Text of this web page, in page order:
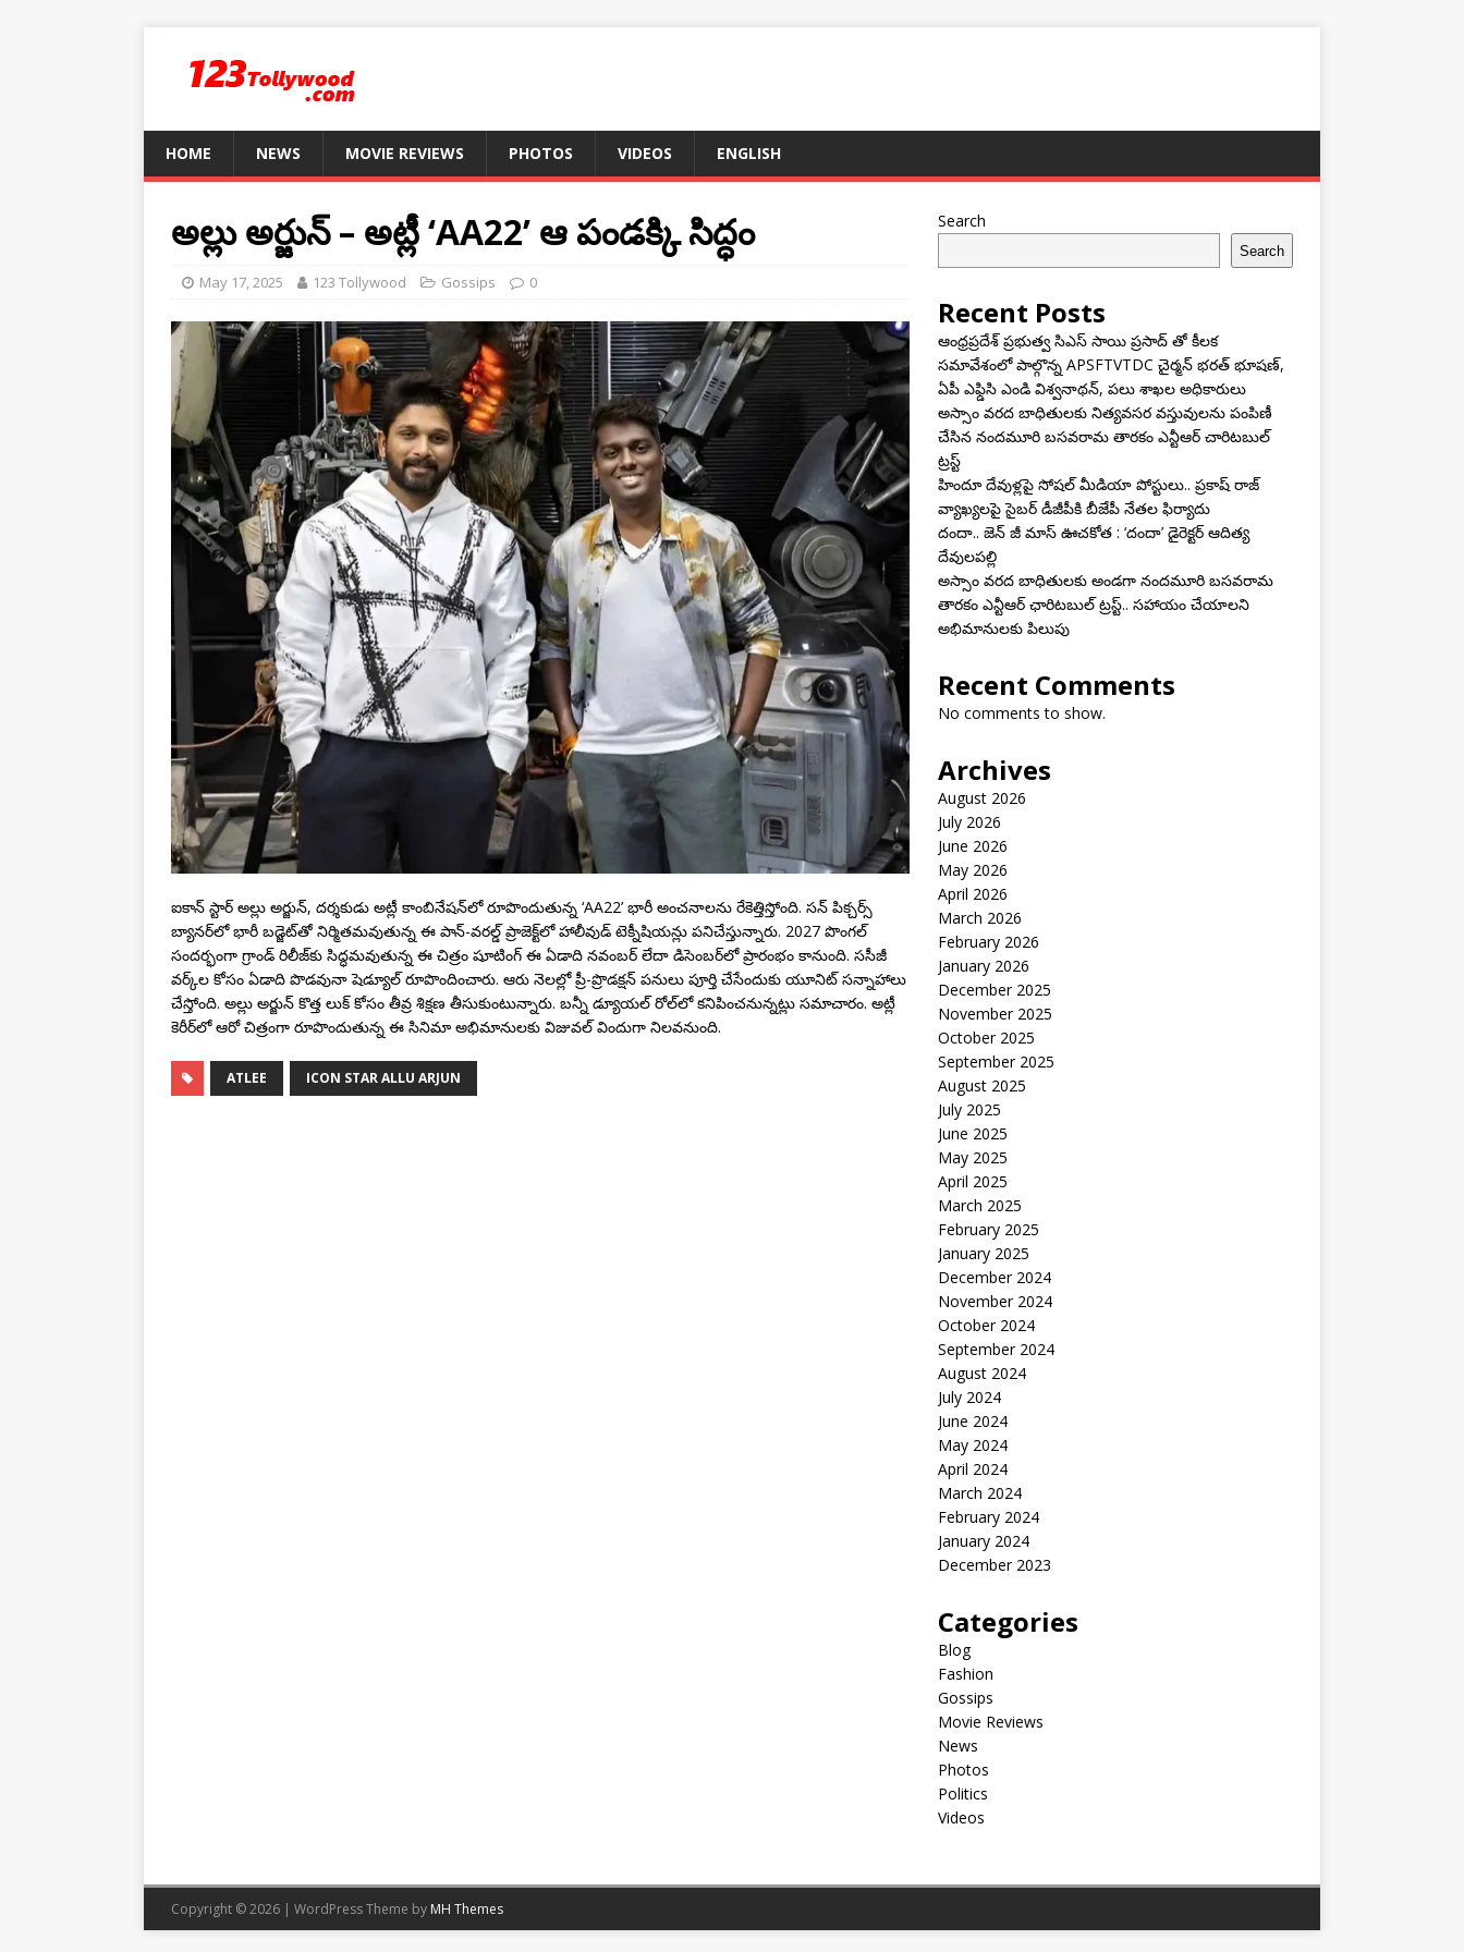
HOME NEWS MOVIE REVIEWS PHOTOS VIDEOS ENGLISH
అల్లు అర్జున్ – అట్లీ ‘AA22’ ఆ పండక్కి సిద్ధం
May 17, 2025 123 Tollywood Gossips 0
ఐకాన్ స్టార్ అల్లు అర్జున్, దర్శకుడు అట్లీ కాంబినేషన్‌లో రూపొందుతున్న ‘AA22’ భారీ అంచనాలను రేకెత్తిస్తోంది. సన్ పిక్చర్స్
బ్యానర్‌లో భారీ బడ్జెట్‌తో నిర్మితమవుతున్న ఈ పాన్-వరల్డ్ ప్రాజెక్ట్‌లో హాలీవుడ్ టెక్నీషియన్లు పనిచేస్తున్నారు. 2027 పొంగల్
సందర్భంగా గ్రాండ్ రిలీజ్‌కు సిద్ధమవుతున్న ఈ చిత్రం షూటింగ్ ఈ ఏడాది నవంబర్ లేదా డిసెంబర్‌లో ప్రారంభం కానుంది. ససీజీ
వర్క్‌ల కోసం ఏడాది పొడవునా షెడ్యూల్ రూపొందించారు. ఆరు నెలల్లో ప్రీ-ప్రొడక్షన్ పనులు పూర్తి చేసేందుకు యూనిట్ సన్నాహాలు
చేస్తోంది. అల్లు అర్జున్ కొత్త లుక్ కోసం తీవ్ర శిక్షణ తీసుకుంటున్నారు. బన్నీ డ్యూయల్ రోల్‌లో కనిపించనున్నట్లు సమాచారం. అట్లీ
కెరీర్‌లో ఆరో చిత్రంగా రూపొందుతున్న ఈ సినిమా అభిమానులకు విజువల్ విందుగా నిలవనుంది.
ATLEE ICON STAR ALLU ARJUN
Search
Search
Recent Posts
ఆంధ్రప్రదేశ్ ప్రభుత్వ సిఎస్ సాయి ప్రసాద్ తో కీలక
సమావేశంలో పాల్గొన్న APSFTVTDC చైర్మన్ భరత్ భూషణ్,
ఏపీ ఎఫ్డిసి ఎండి విశ్వనాథన్, పలు శాఖల అధికారులు
అస్సాం వరద బాధితులకు నిత్యవసర వస్తువులను పంపిణీ
చేసిన నందమూరి బసవరామ తారకం ఎన్టీఆర్ చారిటబుల్
ట్రస్ట్
హిందూ దేవుళ్లపై సోషల్ మీడియా పోస్టులు.. ప్రకాష్ రాజ్
వ్యాఖ్యలపై సైబర్ డీజీపీకి బీజేపీ నేతల ఫిర్యాదు
దందా.. జెన్ జీ మాస్ ఊచకోత : ‘దందా’ డైరెక్ట‌ర్ ఆదిత్య
దేవులపల్లి
అస్సాం వరద బాధితులకు అండగా నందమూరి బసవరామ
తారకం ఎన్టీఆర్ ఛారిటబుల్ ట్రస్ట్.. సహాయం చేయాలని
అభిమానులకు పిలుపు
Recent Comments
No comments to show.
Archives
August 2026
July 2026
June 2026
May 2026
April 2026
March 2026
February 2026
January 2026
December 2025
November 2025
October 2025
September 2025
August 2025
July 2025
June 2025
May 2025
April 2025
March 2025
February 2025
January 2025
December 2024
November 2024
October 2024
September 2024
August 2024
July 2024
June 2024
May 2024
April 2024
March 2024
February 2024
January 2024
December 2023
Categories
Blog
Fashion
Gossips
Movie Reviews
News
Photos
Politics
Videos
Copyright © 2026 | WordPress Theme by MH Themes